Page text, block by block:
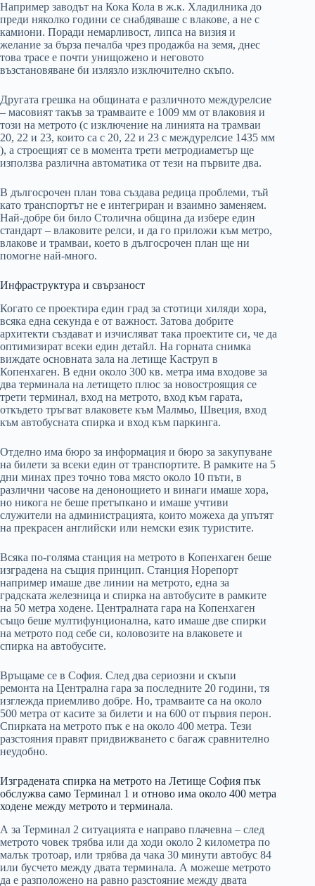
Например заводът на Кока Кола в ж.к. Хладилника до
преди няколко години се снабдяваше с влакове, а не с
камиони. Поради немарливост, липса на визия и
желание за бърза печалба чрез продажба на земя, днес
това трасе е почти унищожено и неговото
възстановяване би излязло изключително скъпо.
Другата грешка на общината е различното междурелсие
– масовият такъв за трамваите е 1009 мм от влаковия и
този на метрото (с изключение на линията на трамваи
20, 22 и 23, които са с 20, 22 и 23 с междурелсие 1435 мм
), а строещият се в момента трети метродиаметър ще
използва различна автоматика от тези на първите два.
В дългосрочен план това създава редица проблеми, тъй
като транспортът не е интегриран и взаимно заменяем.
Най-добре би било Столична община да избере един
стандарт – влаковите релси, и да го приложи към метро,
влакове и трамваи, което в дългосрочен план ще ни
помогне най-много.
Инфраструктура и свързаност
Когато се проектира един град за стотици хиляди хора,
всяка една секунда е от важност. Затова добрите
архитекти създават и изчисляват така проектите си, че да
оптимизират всеки един детайл. На горната снимка
виждате основната зала на летище Каструп в
Копенхаген. В едни около 300 кв. метра има входове за
два терминала на летището плюс за новостроящия се
трети терминал, вход на метрото, вход към гарата,
откъдето тръгват влаковете към Малмьо, Швеция, вход
към автобусната спирка и вход към паркинга.
Отделно има бюро за информация и бюро за закупуване
на билети за всеки един от транспортите. В рамките на 5
дни минах през точно това място около 10 пъти, в
различни часове на денонощието и винаги имаше хора,
но никога не беше претъпкано и имаше учтиви
служители на администрацията, които можеха да упътят
на прекрасен английски или немски език туристите.
Всяка по-голяма станция на метрото в Копенхаген беше
изградена на същия принцип. Станция Норепорт
например имаше две линии на метрото, една за
градската железница и спирка на автобусите в рамките
на 50 метра ходене. Централната гара на Копенхаген
също беше мултифунционална, като имаше две спирки
на метрото под себе си, коловозите на влаковете и
спирка на автобусите.
Връщаме се в София. След два сериозни и скъпи
ремонта на Централна гара за последните 20 години, тя
изглежда приемливо добре. Но, трамваите са на около
500 метра от касите за билети и на 600 от първия перон.
Спирката на метрото пък е на около 400 метра. Тези
разстояния правят придвижването с багаж сравнително
неудобно.
Изградената спирка на метрото на Летище София пък
обслужва само Терминал 1 и отново има около 400 метра
ходене между метрото и терминала.
А за Терминал 2 ситуацията е направо плачевна – след
метрото човек трябва или да ходи около 2 километра по
малък тротоар, или трябва да чака 30 минути автобус 84
или бусчето между двата терминала. А можеше метрото
да е разположено на равно разстояние между двата